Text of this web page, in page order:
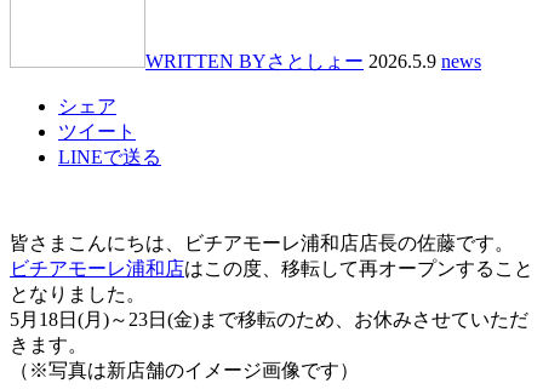
WRITTEN BYさとしょー 2026.5.9 news
シェア
ツイート
LINEで送る
皆さまこんにちは、ビチアモーレ浦和店店長の佐藤です。
ビチアモーレ浦和店はこの度、移転して再オープンすること
となりました。
5月18日(月)～23日(金)まで移転のため、お休みさせていただ
きます。
（※写真は新店舗のイメージ画像です）